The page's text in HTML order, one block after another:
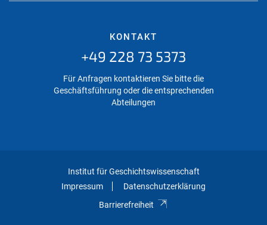
KONTAKT
+49 228 73 5373
Für Anfragen kontaktieren Sie bitte die
Geschäftsführung oder die entsprechenden
Abteilungen
Institut für Geschichtswissenschaft
Impressum
Datenschutzerklärung
Barrierefreiheit